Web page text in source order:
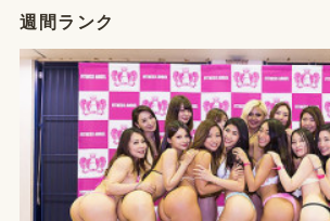
週間ランク